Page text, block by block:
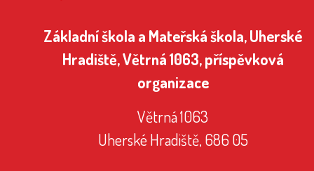
Základní škola a Mateřská škola, Uherské
Hradiště, Větrná 1063, příspěvková
organizace
Větrná 1063
Uherské Hradiště, 686 05